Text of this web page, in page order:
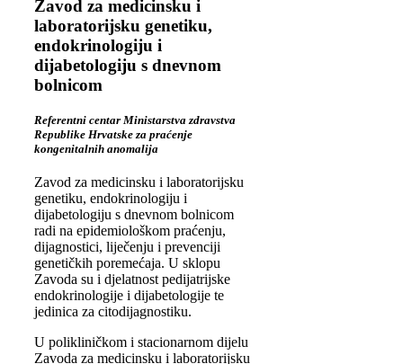
Zavod za medicinsku i
laboratorijsku genetiku,
endokrinologiju i
dijabetologiju s dnevnom
bolnicom
Referentni centar Ministarstva zdravstva
Republike Hrvatske za praćenje
kongenitalnih anomalija
Zavod za medicinsku i laboratorijsku
genetiku, endokrinologiju i
dijabetologiju s dnevnom bolnicom
radi na epidemiološkom praćenju,
dijagnostici, liječenju i prevenciji
genetičkih poremećaja. U sklopu
Zavoda su i djelatnost pedijatrijske
endokrinologije i dijabetologije te
jedinica za citodijagnostiku.
U polikliničkom i stacionarnom dijelu
Zavoda za medicinsku i laboratorijsku